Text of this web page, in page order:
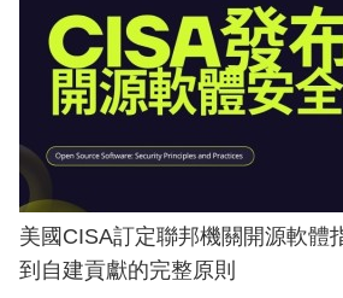
美國CISA訂定聯邦機關開源軟體
到自建貢獻的完整原則